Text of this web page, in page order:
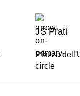
JS Prati
Piazza